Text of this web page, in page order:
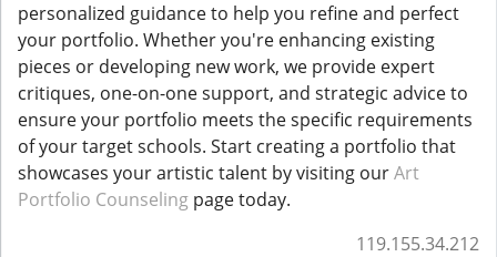
personalized guidance to help you refine and perfect
your portfolio. Whether you're enhancing existing
pieces or developing new work, we provide expert
critiques, one-on-one support, and strategic advice to
ensure your portfolio meets the specific requirements
of your target schools. Start creating a portfolio that
showcases your artistic talent by visiting ourArt
Portfolio Counseling page today.
119.155.34.212